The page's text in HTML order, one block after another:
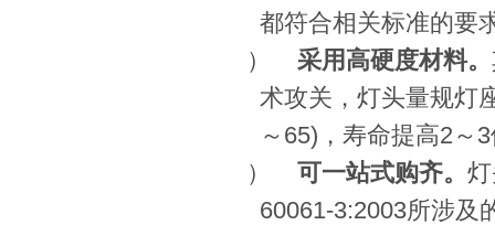
都符合相关标准的要
3）
采用高硬度材料。
术攻关，灯头量规灯
～ 65) ，寿命提高2 ～ 3
4） 可一站式购齐。
60061-3:2003所涉及